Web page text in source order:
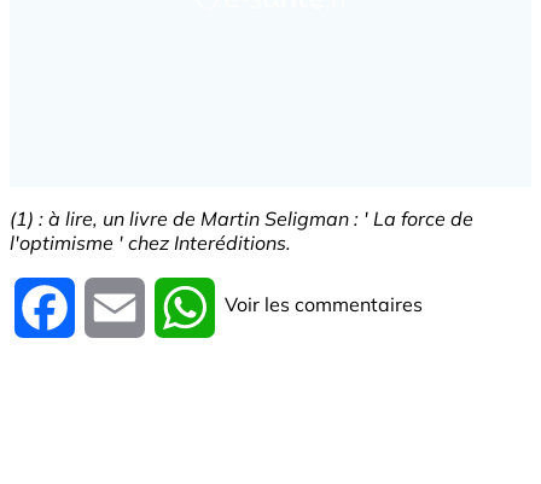
(1) : à lire, un livre de Martin Seligman : ' La force de
l'optimisme ' chez Interéditions.
Facebook Email WhatsApp
Voir les commentaires